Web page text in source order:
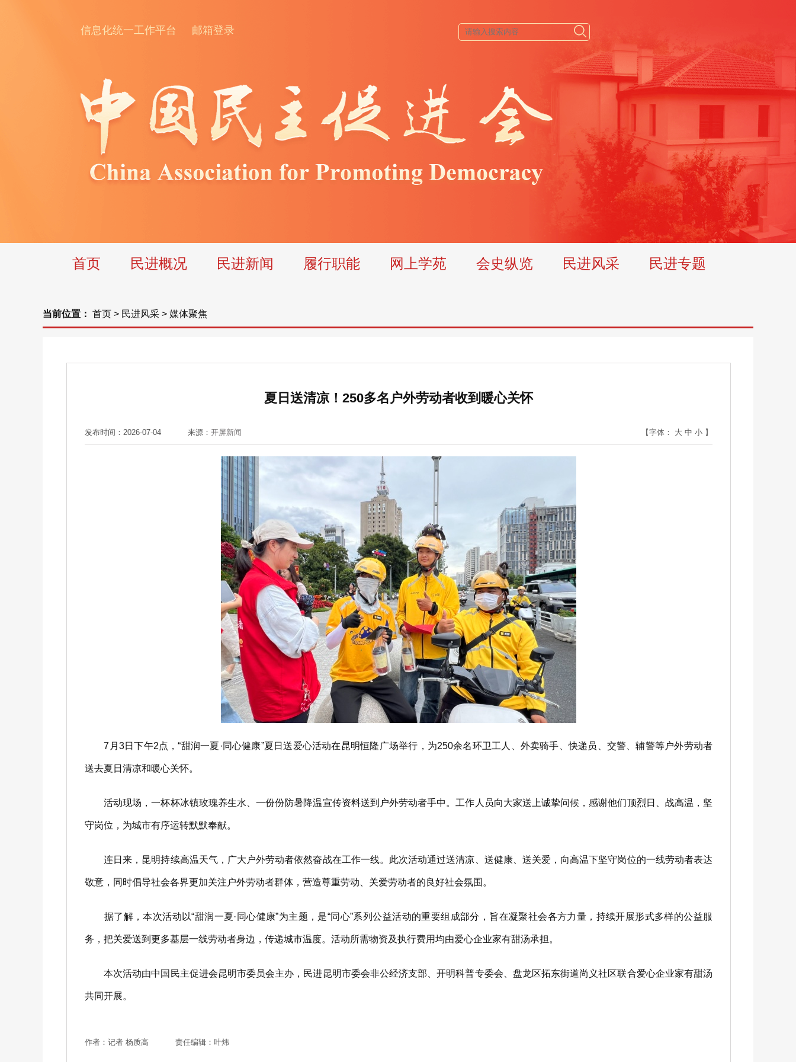
信息化统一工作平台 邮箱登录
首页 民进概况 民进新闻 履行职能 网上学苑 会史纵览 民进风采 民进专题
当前位置： 首页 > 民进风采 > 媒体聚焦
夏日送清凉！250多名户外劳动者收到暖心关怀
发布时间：2026-07-04 来源： 开屏新闻 【字体： 大 中 小 】
7月3日下午2点，“甜润一夏·同心健康”夏日送爱心活动在昆明恒隆广场举行，为250余名环卫工人、外卖骑手、快递员、交警、辅警等户外劳动者
送去夏日清凉和暖心关怀。
活动现场，一杯杯冰镇玫瑰养生水、一份份防暑降温宣传资料送到户外劳动者手中。工作人员向大家送上诚挚问候，感谢他们顶烈日、战高温，坚
守岗位，为城市有序运转默默奉献。
连日来，昆明持续高温天气，广大户外劳动者依然奋战在工作一线。此次活动通过送清凉、送健康、送关爱，向高温下坚守岗位的一线劳动者表达
敬意，同时倡导社会各界更加关注户外劳动者群体，营造尊重劳动、关爱劳动者的良好社会氛围。
据了解，本次活动以“甜润一夏·同心健康”为主题，是“同心”系列公益活动的重要组成部分，旨在凝聚社会各方力量，持续开展形式多样的公益服
务，把关爱送到更多基层一线劳动者身边，传递城市温度。活动所需物资及执行费用均由爱心企业家有甜汤承担。
本次活动由中国民主促进会昆明市委员会主办，民进昆明市委会非公经济支部、开明科普专委会、盘龙区拓东街道尚义社区联合爱心企业家有甜汤
共同开展。
作者：记者 杨质高 责任编辑：叶炜